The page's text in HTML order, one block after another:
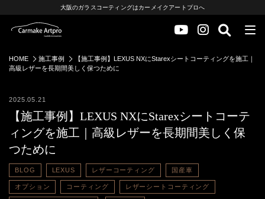
大阪のガラスコーティングはカーメイクアートプロへ
HOME 施工事例
【施工事例】LEXUS NXにStarexシートコーティングを施工｜
高級レザーを長期間美しく保つために
2025.05.21
【施工事例】LEXUS NXにStarexシートコーテ
ィングを施工｜高級レザーを長期間美しく保
つために
BLOG LEXUS レザーコーティング 国産車
オプション コーティング レザーシートコーティング